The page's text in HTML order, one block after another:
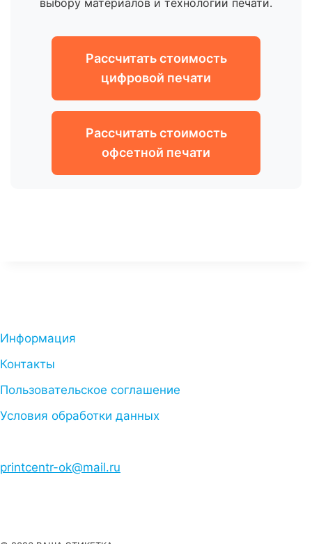
выбору материалов и технологии печати.
Рассчитать стоимость
цифровой печати
Рассчитать стоимость
офсетной печати
Информация
Контакты
Пользовательское соглашение
Условия обработки данных
printcentr-ok@mail.ru